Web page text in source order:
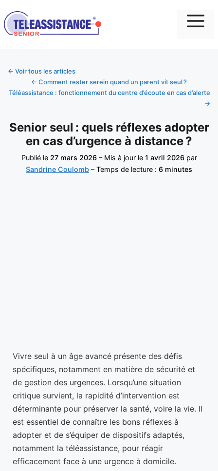
← Voir tous les articles
← Comment rester serein quand un parent vit seul ?
Téléassistance : fonctionnement du centre d’écoute en cas d’alerte
→
Senior seul : quels réflexes adopter
en cas d’urgence à distance ?
Publié le 27 mars 2026– Mis à jour le 1 avril 2026par
Sandrine Coulomb – Temps de lecture : 6 minutes
Vivre seul à un âge avancé présente des défis
spécifiques, notamment en matière de sécurité et
de gestion des urgences. Lorsqu’une situation
critique survient, la rapidité d’intervention est
déterminante pour préserver la santé, voire la vie. Il
est essentiel de connaître les bons réflexes à
adopter et de s’équiper de dispositifs adaptés,
notamment la téléassistance, pour réagir
efficacement face à une urgence à domicile.